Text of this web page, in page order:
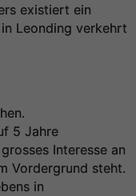
existiert ein
Leonding verkehrt
5 Jahre
Interesse an
Vordergrund steht.
in